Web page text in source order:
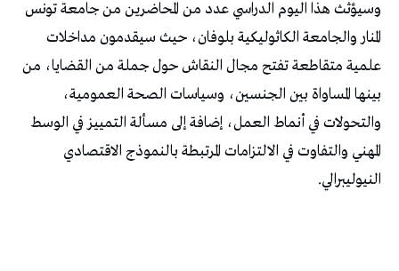
وسيؤثث هذا اليوم الدراسي عدد من المحاضرين من جامعة تونس
المنار والجامعة الكاثوليكية بلوفان، حيث سيقدمون مداخلات
علمية متقاطعة تفتح مجال النقاش حول جملة من القضايا، من
بينها المساواة بين الجنسين، وسياسات الصحة العمومية،
والتحولات في أنماط العمل، إضافة إلى مسألة التمييز في الوسط
المهني والتفاوت في الالتزامات المرتبطة بالنموذج الاقتصادي
النيوليبرالي.